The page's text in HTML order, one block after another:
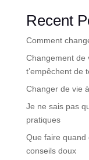
Recent
Comment
Changement de
t’empêchent de
Changer de vie
Je ne sais pas
pratiques
Que faire quand
conseils doux